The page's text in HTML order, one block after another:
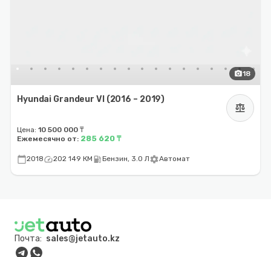
photo_camera18
Hyundai Grandeur VI (2016 – 2019)
balance
Цена: 10 500 000 ₸
Ежемесячно от: 285 620 ₸
calendar_today2018speed202 149 КМ local_gas_stationБензин, 3.0 ЛsettingsАвтомат
Почта: sales@jetauto.kz